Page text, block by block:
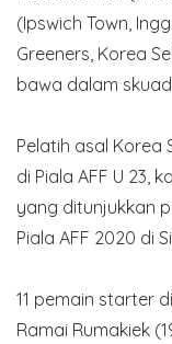
(Ipswich Town,
Greeners, Korea
bawa dalam skuad
Pelatih asal Korea
di Piala AFF U 23,
yang ditunjukkan
Piala AFF 2020 di
11 pemain starter
Ramai Rumakiek